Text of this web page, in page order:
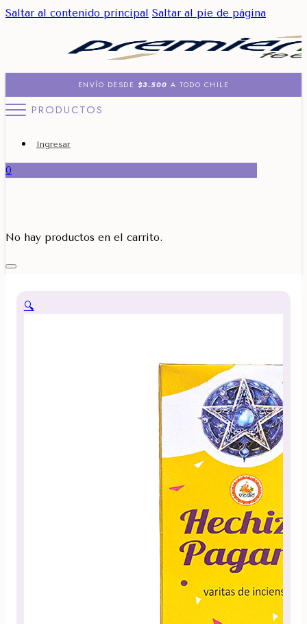
Saltar al contenido principal Saltar al pie de página
ENVÍO DESDE $3.500 A TODO CHILE
PRODUCTOS
Ingresar
0
No hay productos en el carrito.
🔍